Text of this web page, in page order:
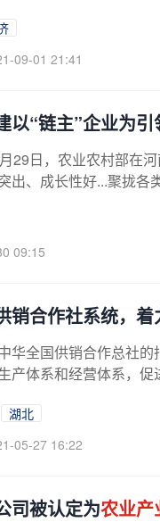
09-01 21:41
以“链主”企业为引
29日，农业农村部在
出、成长性好...聚拢各
09:15
销合作社系统，着
华全国供销合作总社
产体系和经营体系，
湖北
05-27 16:22
司被认定为农业产